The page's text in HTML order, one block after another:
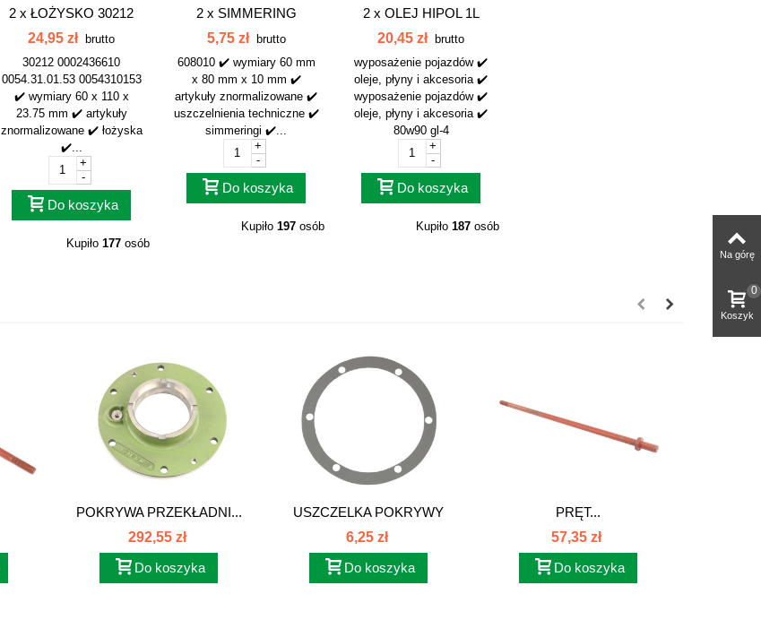
2 x ŁOŻYSKO 30212
0002436610...
24,95 zł brutto
30212 0002436610
0054.31.01.53 0054310153
✔️ wymiary 60 x 110 x
23.75 mm ✔️ artykuły
znormalizowane ✔️ łożyska
✔️...
-
+
Do koszyka
Kupiło 177 osób
2 x SIMMERING
60x80x10 608010
5,75 zł brutto
608010 ✔️ wymiary 60 mm
x 80 mm x 10 mm ✔️
artykuły znormalizowane ✔️
uszczelnienia techniczne ✔️
simmeringi ✔️...
-
+
Do koszyka
Kupiło 197 osób
2 x OLEJ HIPOL 1L
HIPOL1L
20,45 zł brutto
wyposażenie pojazdów ✔️
oleje, płyny i akcesoria ✔️
wyposażenie pojazdów ✔️
oleje, płyny i akcesoria ✔️
80w90 gl-4
-
+
Do koszyka
Kupiło 187 osób
POKRYWA PRZEKŁADNI...
292,55 zł
Do koszyka
USZCZELKA POKRYWY
NA...
6,25 zł
Do koszyka
PRĘT...
57,35 zł
Do koszyka
Na górę
Koszyk
0